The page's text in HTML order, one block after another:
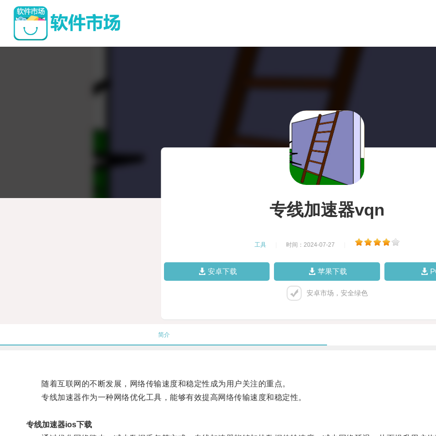
专线加速器vqn
工具 时间：2024-07-27
安卓下载 苹果下载
安卓市场，安全绿色
简介
随着互联网的不断发展，网络传输速度和稳定性成为用户关注的重点。
专线加速器作为一种网络优化工具，能够有效提高网络传输速度和稳定性。
专线加速器ios下载